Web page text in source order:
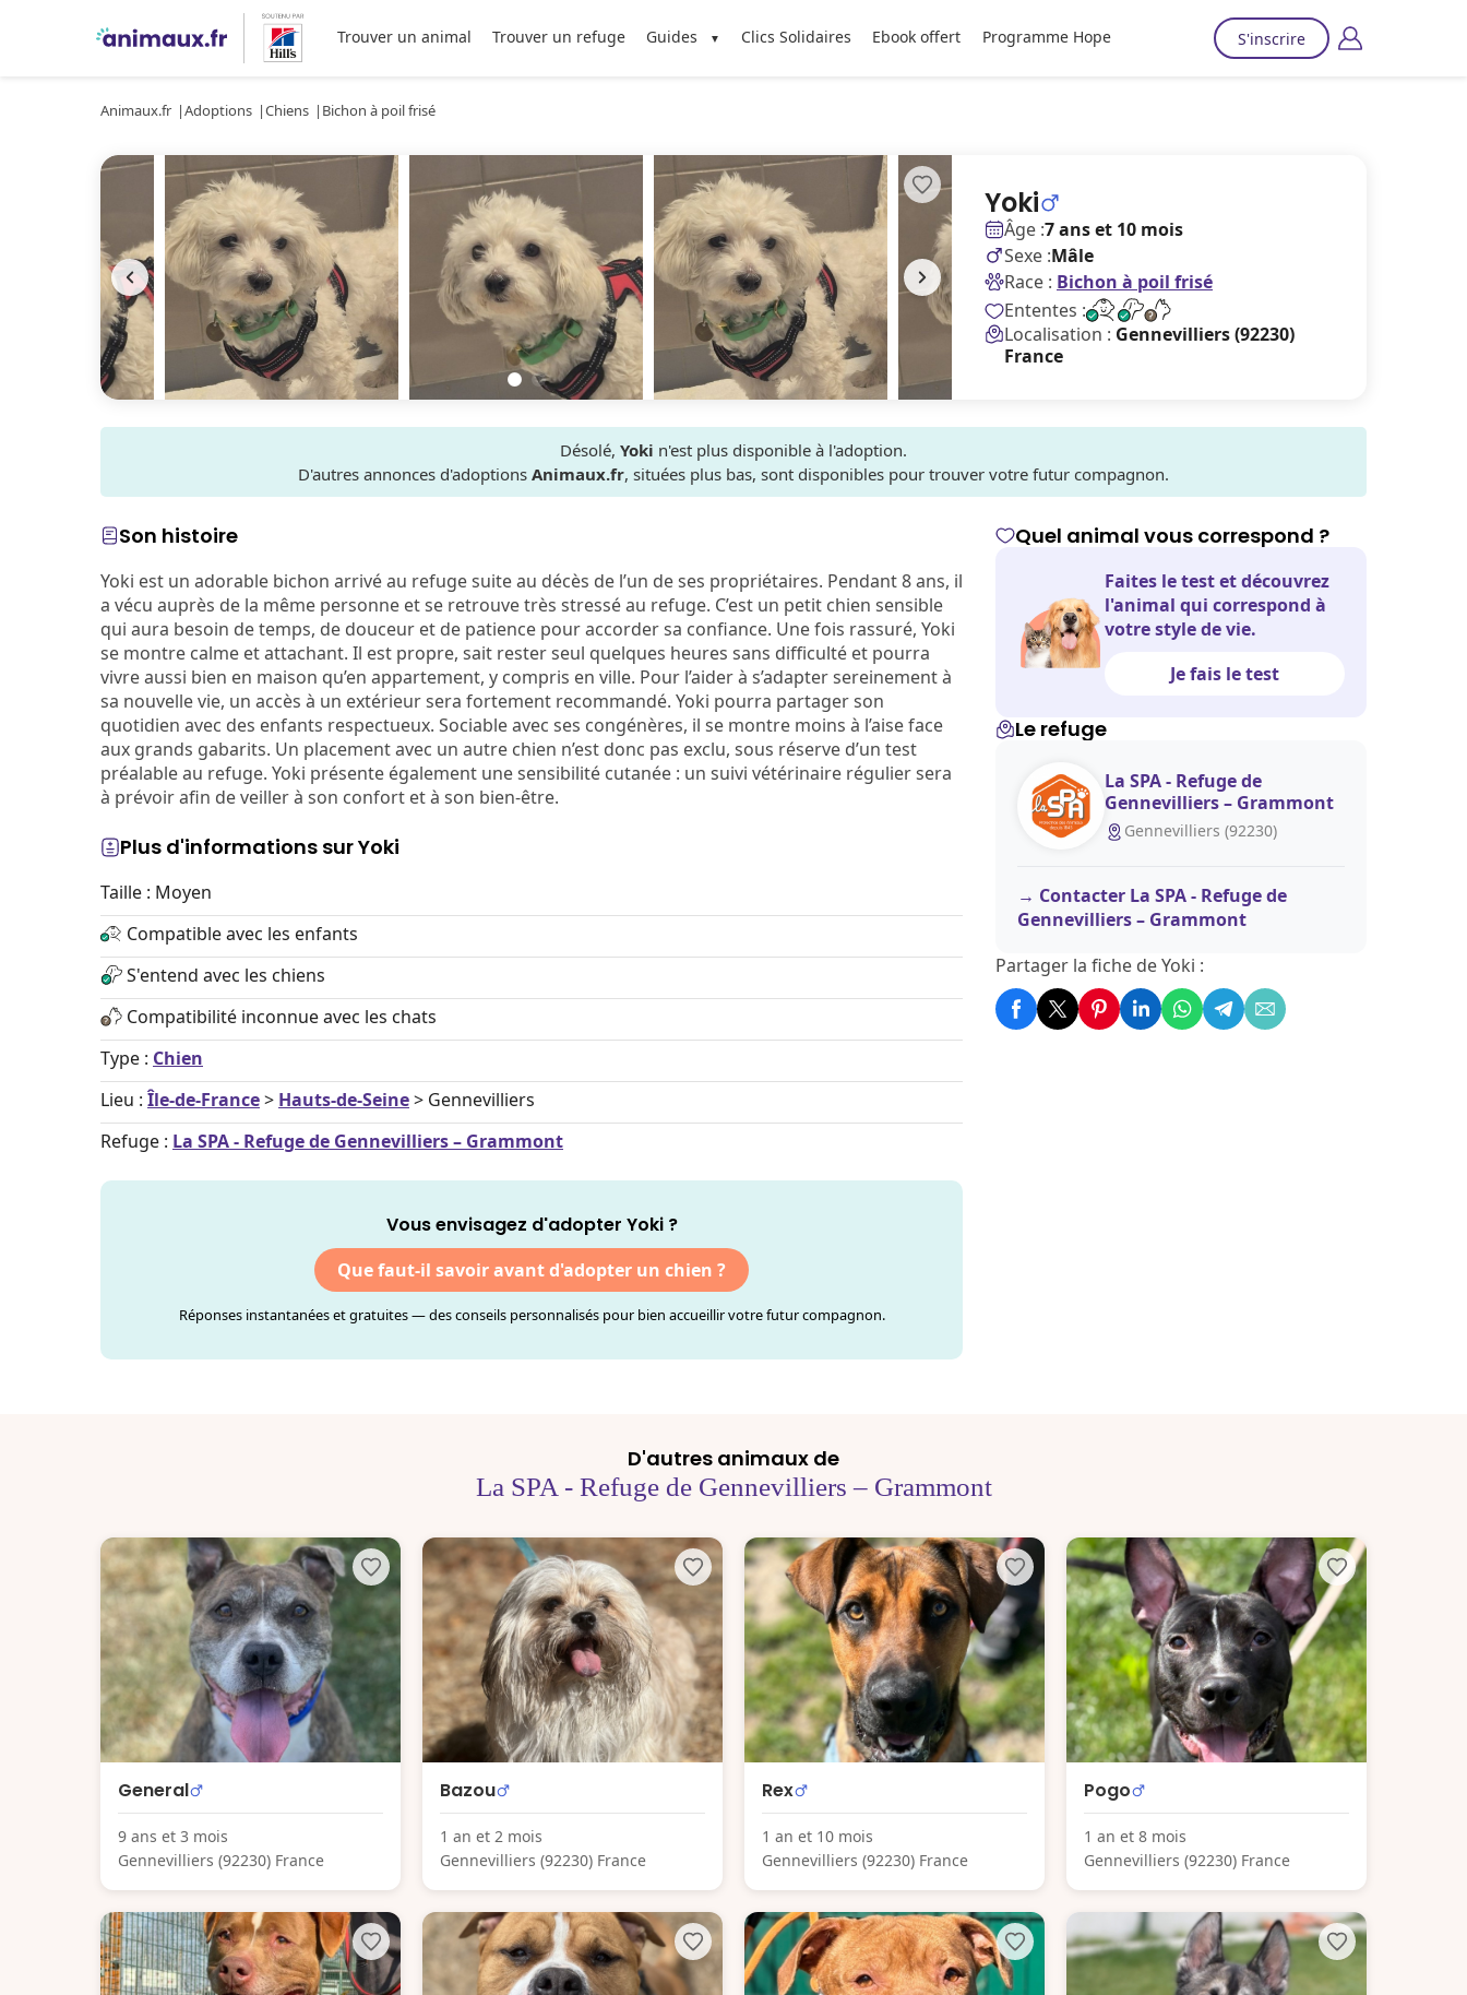
Trouver un animal Trouver un refuge Guides Clics Solidaires Ebook offert Programme Hope S'inscrire
Animaux.fr Adoptions Chiens Bichon à poil frisé
Yoki
Âge :7 ans et 10 mois
Sexe :Mâle
Race : Bichon à poil frisé
Ententes :
Localisation : Gennevilliers (92230)
France
Désolé, Yoki n'est plus disponible à l'adoption.
D'autres annonces d'adoptions Animaux.fr, situées plus bas, sont disponibles pour trouver votre futur compagnon.
Son histoire
Yoki est un adorable bichon arrivé au refuge suite au décès de l’un de ses propriétaires. Pendant 8 ans, il
a vécu auprès de la même personne et se retrouve très stressé au refuge. C’est un petit chien sensible
qui aura besoin de temps, de douceur et de patience pour accorder sa confiance. Une fois rassuré, Yoki
se montre calme et attachant. Il est propre, sait rester seul quelques heures sans difficulté et pourra
vivre aussi bien en maison qu’en appartement, y compris en ville. Pour l’aider à s’adapter sereinement à
sa nouvelle vie, un accès à un extérieur sera fortement recommandé. Yoki pourra partager son
quotidien avec des enfants respectueux. Sociable avec ses congénères, il se montre moins à l’aise face
aux grands gabarits. Un placement avec un autre chien n’est donc pas exclu, sous réserve d’un test
préalable au refuge. Yoki présente également une sensibilité cutanée : un suivi vétérinaire régulier sera
à prévoir afin de veiller à son confort et à son bien-être.
Plus d'informations sur Yoki
Taille : Moyen
Compatible avec les enfants
S'entend avec les chiens
Compatibilité inconnue avec les chats
Type : Chien
Lieu : Île-de-France> Hauts-de-Seine> Gennevilliers
Refuge : La SPA - Refuge de Gennevilliers – Grammont
Vous envisagez d'adopter Yoki ?
Que faut-il savoir avant d'adopter un chien ?
Réponses instantanées et gratuites — des conseils personnalisés pour bien accueillir votre futur compagnon.
Quel animal vous correspond ?
Faites le test et découvrez
l'animal qui correspond à
votre style de vie.
Je fais le test
Le refuge
La SPA - Refuge de
Gennevilliers – Grammont
Gennevilliers (92230)
Contacter La SPA - Refuge de
Gennevilliers – Grammont
Partager la fiche de Yoki :
D'autres animaux de
La SPA - Refuge de Gennevilliers – Grammont
General
9 ans et 3 mois
Gennevilliers (92230) France
Bazou
1 an et 2 mois
Gennevilliers (92230) France
Rex
1 an et 10 mois
Gennevilliers (92230) France
Pogo
1 an et 8 mois
Gennevilliers (92230) France